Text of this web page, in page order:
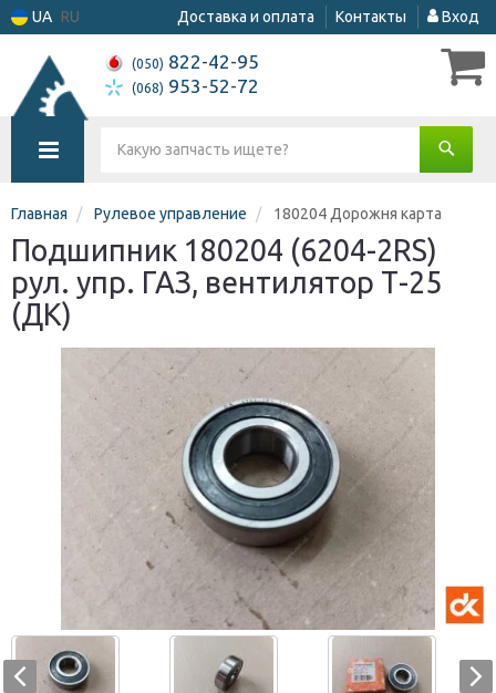
UA RU Доставка и оплата Контакты Вход
(050) 822-42-95
(068) 953-52-72
Главная Рулевое управление 180204 Дорожня карта
Подшипник 180204 (6204-2RS)
рул. упр. ГАЗ, вентилятор Т-25
(ДК)